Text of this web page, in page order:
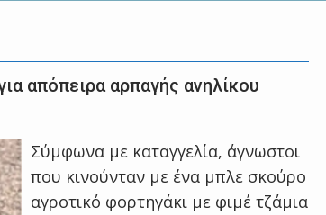
απόπειρα αρπαγής ανηλίκου
Σύμφωνα με καταγγελία, άγνωστοι
που κινούνταν με ένα μπλε σκούρο
αγροτικό φορτηγάκι με φιμέ τζάμια